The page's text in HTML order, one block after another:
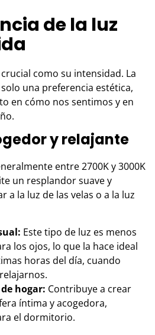
de la luz
como su intensidad. La
una preferencia estética,
en cómo nos sentimos y en
y relajante
entre 2700K y 3000K
un resplandor suave y
a la luz de las velas o a la luz
Este tipo de luz es menos
los ojos, lo que la hace ideal
horas del día, cuando
hogar: Contribuye a crear
íntima y acogedora,
el dormitorio.